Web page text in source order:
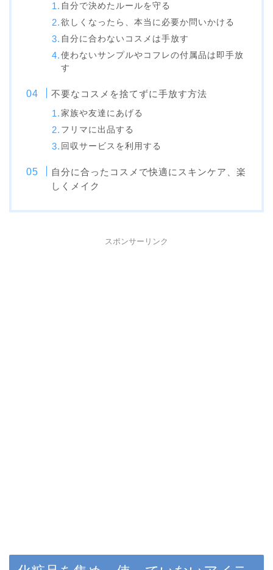
自分で決めたルールを守る
欲しくなったら、本当に必要か問いかける
自分に合わないコスメは手放す
使わないサンプルやコフレの付属品は即手放
す
不要なコスメを捨てずに手放す方法
家族や友達にあげる
フリマに出品する
回収サービスを利用する
自分に合ったコスメで快適にスキンケア、楽
しくメイク
スポンサーリンク